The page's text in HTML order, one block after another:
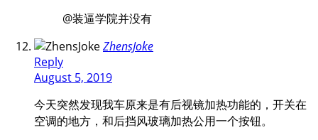
@装逼学院并没有
ZhensJoke
Reply
August 5, 2019
今天突然发现我车原来是有后视镜加热功能的，开关在
空调的地方，和后挡风玻璃加热公用一个按钮。